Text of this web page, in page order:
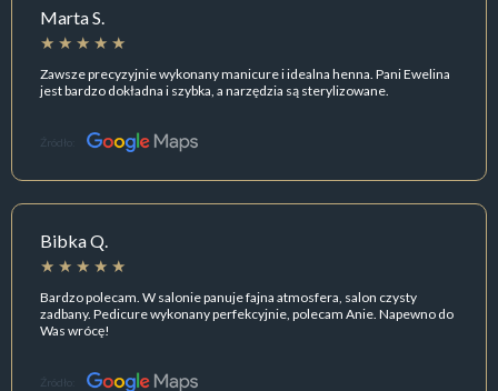
Marta S.
Zawsze precyzyjnie wykonany manicure i idealna henna. Pani Ewelina
jest bardzo dokładna i szybka, a narzędzia są sterylizowane.
Źródło:
Bibka Q.
Bardzo polecam. W salonie panuje fajna atmosfera, salon czysty
zadbany. Pedicure wykonany perfekcyjnie, polecam Anie. Napewno do
Was wrócę!
Źródło: